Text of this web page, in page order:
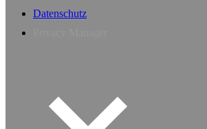
Datenschutz